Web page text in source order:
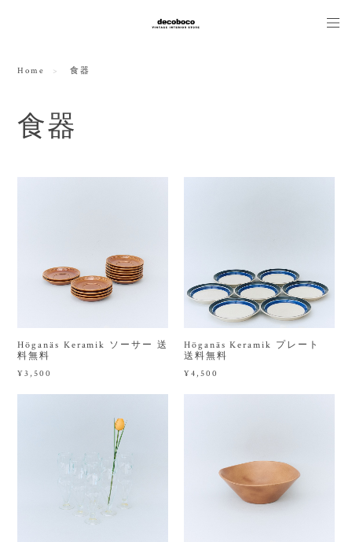
Home 食器
食器
Höganäs Keramik ソーサー 送
料無料
¥3,500
Höganäs Keramik プレート
送料無料
¥4,500